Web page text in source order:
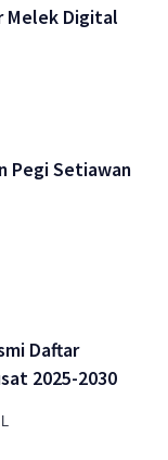
Melek Digital
Pegi Setiawan
Daftar
2025-2030